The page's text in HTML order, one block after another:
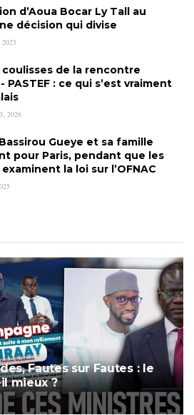
d’Aoua Bocar Ly Tall au
décision qui divise
coulisses de la rencontre
PASTEF : ce qui s’est vraiment
2026
Gueye et sa famille
pour Paris, pendant que les
la loi sur l’OFNAC
Fautes sur Fautes : le
mieux ?